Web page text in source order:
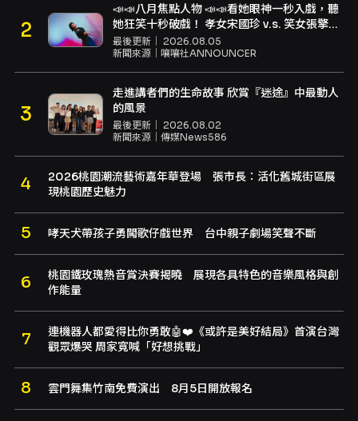
📣📣八月焦點人物 📣📣看她眼神一秒入戲，聽
她狂笑十秒破戲！ 孝女宋國珍 v.s. 笑女張擎
佳：本是同根生，相約壓車別太急
最後更新｜ 2026.08.05
新聞來源｜ 嚷嚷社ANNOUNCER
走進講者們的生命故事 欣賞『迷途』中最動人
的風景
最後更新｜ 2026.08.02
新聞來源｜ 傳媒News586
2026桃園潮流藝術嘉年華登場 張市長：活化舊城街區展
現桃園歷史魅力
哮天犬帶孩子勇闖歌仔戲世界 台中親子劇場笑聲不斷
桃園鐵玫瑰熱音賞決賽揭曉 展現各具特色的音樂風格與創
作能量
連機器人都愛得比你勇敢🤖❤️《或許是美好結局》首演台灣
觀眾爆哭 周家寬喊「好想挑戰」
雲門舞集竹南免費演出 8月5日開放報名